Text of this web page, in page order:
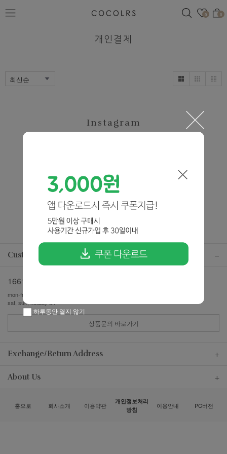
관심
0 0
검색
개인결제
Instagram
Customer center
1661-7357
mon-fri pm13:00-pm17:00
sat, sun, holiday off
상품문의 바로가기
Exchange/Return Address
About Us
홈으로 회사소개 이용약관
개인정보처리
방침
이용안내 PC버전
하루동안 열지 않기